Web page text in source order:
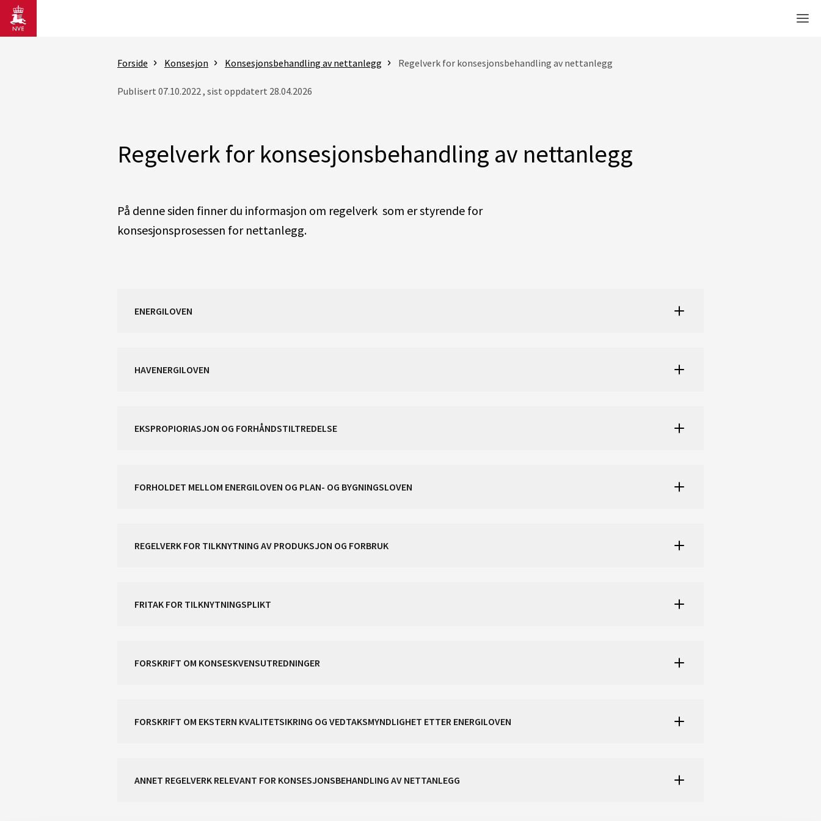
Gå til hovedinnhold
Forside Konsesjon Konsesjonsbehandling av nettanlegg Regelverk for konsesjonsbehandling av nettanlegg
Publisert 07.10.2022 , sist oppdatert 28.04.2026
Regelverk for konsesjonsbehandling av nettanlegg
På denne siden finner du informasjon om regelverk som er styrende for
konsesjonsprosessen for nettanlegg.
ENERGILOVEN
HAVENERGILOVEN
EKSPROPIORIASJON OG FORHÅNDSTILTREDELSE
FORHOLDET MELLOM ENERGILOVEN OG PLAN- OG BYGNINGSLOVEN
REGELVERK FOR TILKNYTNING AV PRODUKSJON OG FORBRUK
FRITAK FOR TILKNYTNINGSPLIKT
FORSKRIFT OM KONSESKVENSUTREDNINGER
FORSKRIFT OM EKSTERN KVALITETSIKRING OG VEDTAKSMYNDLIGHET ETTER ENERGILOVEN
ANNET REGELVERK RELEVANT FOR KONSESJONSBEHANDLING AV NETTANLEGG